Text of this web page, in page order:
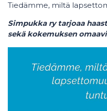
Tiedämme, miltä
Simpukka ry tarjoaa
sekä kokemuksen